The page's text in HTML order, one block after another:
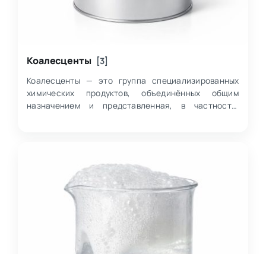
Коалесценты
[3]
Коалесценты — это группа специализированных
химических продуктов, объединённых общим
назначением и представленная, в частности,